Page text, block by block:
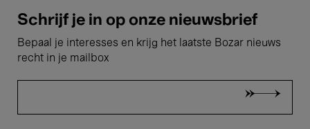
Schrijf je in op onze nieuwsbrief
Bepaal je interesses en krijg het laatste Bozar nieuws
recht in je mailbox